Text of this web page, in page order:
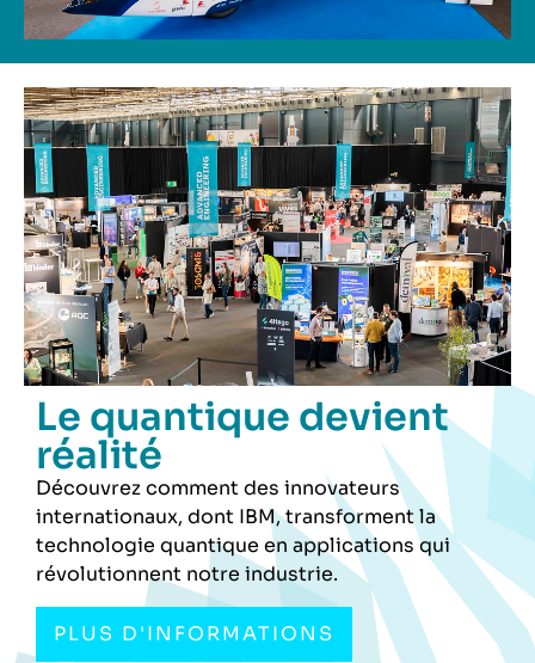
Le quantique devient
réalité
Découvrez comment des innovateurs
internationaux, dont IBM, transforment la
technologie quantique en applications qui
révolutionnent notre industrie.
PLUS D'INFORMATIONS